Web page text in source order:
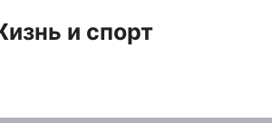
и спорт